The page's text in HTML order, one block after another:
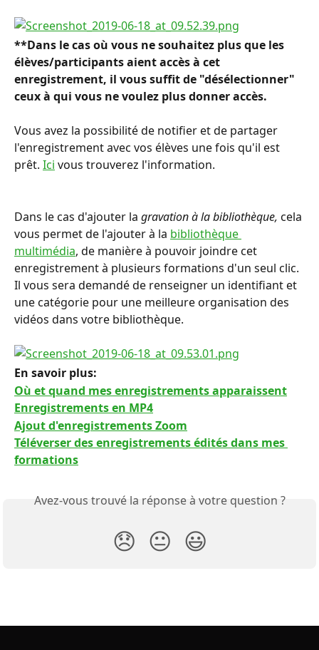
**Dans le cas où vous ne souhaitez plus que les
élèves/participants aient accès à cet
enregistrement, il vous suffit de "désélectionner"
ceux à qui vous ne voulez plus donner accès.
Vous avez la possibilité de notifier et de partager
l'enregistrement avec vos élèves une fois qu'il est
prêt. Ici vous trouverez l'information.
Dans le cas d'ajouter la gravation à la bibliothèque, cela
vous permet de l'ajouter à la bibliothèque
multimédia, de manière à pouvoir joindre cet
enregistrement à plusieurs formations d'un seul clic.
Il vous sera demandé de renseigner un identifiant et
une catégorie pour une meilleure organisation des
vidéos dans votre bibliothèque.
En savoir plus:
Où et quand mes enregistrements apparaissent
Enregistrements en MP4
Ajout d'enregistrements Zoom
Téléverser des enregistrements édités dans mes
formations
Avez-vous trouvé la réponse à votre question ?
😞 😐 😃